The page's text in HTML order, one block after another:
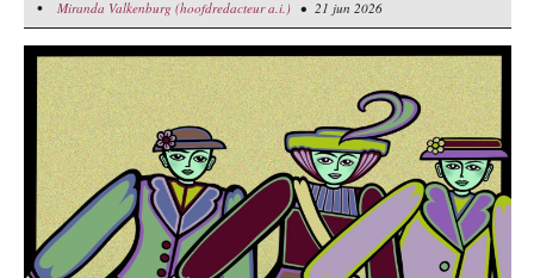
Miranda Valkenburg (hoofdredacteur a.i.)• 21 jun 2026
•Miranda Valkenburg (hoofdredacteur a.i.) • 21 jun 2026